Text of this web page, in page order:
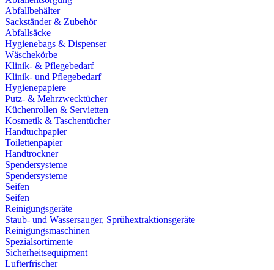
Abfallbehälter
Sackständer & Zubehör
Abfallsäcke
Hygienebags & Dispenser
Wäschekörbe
Klinik- & Pflegebedarf
Klinik- und Pflegebedarf
Hygienepapiere
Putz- & Mehrzwecktücher
Küchenrollen & Servietten
Kosmetik & Taschentücher
Handtuchpapier
Toilettenpapier
Handtrockner
Spendersysteme
Spendersysteme
Seifen
Seifen
Reinigungsgeräte
Staub- und Wassersauger, Sprühextraktionsgeräte
Reinigungsmaschinen
Spezialsortimente
Sicherheitsequipment
Lufterfrischer